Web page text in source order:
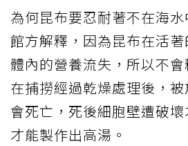
為何昆布要忍耐著不在海水
館方解釋，因為昆布在活
體內的營養流失，所以不
在捕撈經過乾燥處理後，
會死亡，死後細胞壁遭破壞
才能製作出高湯。